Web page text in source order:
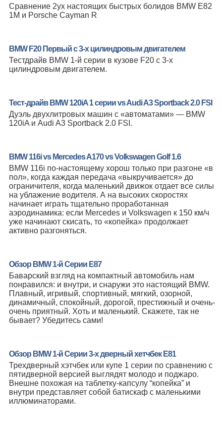
Сравнение 2ух настоящих быстрых болидов BMW E82
1M и Porsche Cayman R
BMW F20 Первый с 3-х цилиндровым двигателем
Тестдрайв BMW 1-й серии в кузове F20 c 3-х
цилиндровым двигателем.
Тест-драйв BMW 120iA 1 серии vs Audi A3 Sportback 2.0 FSI
Дуэль двухлитровых машин с «автоматами» — BMW
120iA и Audi A3 Sportback 2.0 FSI.
BMW 116i vs Mercedes A170 vs Volkswagen Golf 1.6
BMW 116i по-настоящему хорош только при разгоне «в
пол», когда каждая передача «выкручивается» до
ограничителя, когда маленький движок отдает все силы
на ублажение водителя. А на высоких скоростях
начинает играть тщательно проработанная
аэродинамика: если Mercedes и Volkswagen к 150 км/ч
уже начинают скисать, то «копейка» продолжает
активно разгоняться.
Обзор BMW 1-й Серии E87
Баварский взгляд на компактный автомобиль нам
понравился: и внутри, и снаружи это настоящий BMW.
Плавный, игривый, спортивный, мягкий, озорной,
динамичный, спокойный, дорогой, престижный и очень-
очень приятный. Хоть и маленький. Скажете, так не
бывает? Убедитесь сами!
Обзор BMW 1-й Серии 3-х дверный хетчбек E81
Трехдверный хэтчбек или купе 1 серии по сравнению с
пятидверной версией выглядят молодо и поджаро.
Внешне похожая на таблетку-капсулу “копейка” и
внутри представляет собой батискаф с маленькими
иллюминаторами.